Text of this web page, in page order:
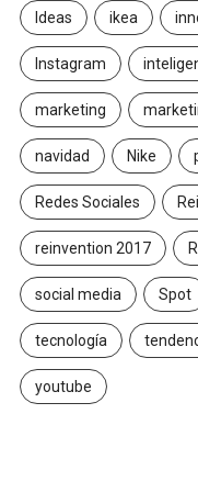
Ideas ikea
Instagram
marketing
navidad Nike
Redes Sociales
reinvention 2017
social media Spot
tecnología
youtube